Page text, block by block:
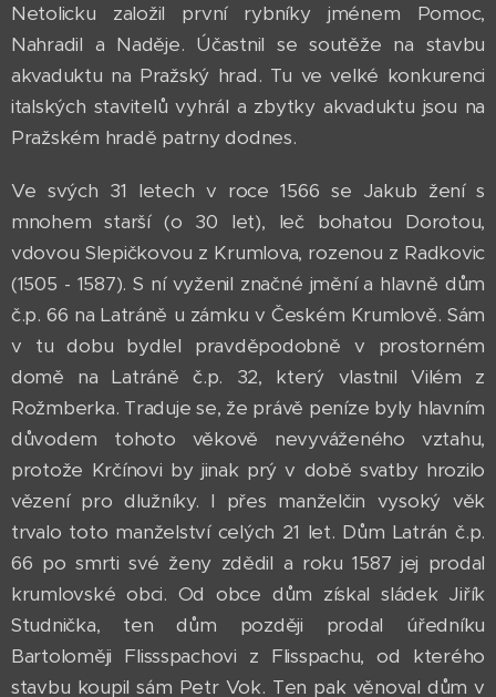
Netolicku založil první rybníky jménem Pomoc,
Nahradil a Naděje. Účastnil se soutěže na stavbu
akvaduktu na Pražský hrad. Tu ve velké konkurenci
italských stavitelů vyhrál a zbytky akvaduktu jsou na
Pražském hradě patrny dodnes.
Ve svých 31 letech v roce 1566 se Jakub žení s
mnohem starší (o 30 let), leč bohatou Dorotou,
vdovou Slepičkovou z Krumlova, rozenou z Radkovic
(1505 - 1587). S ní vyženil značné jmění a hlavně dům
č.p. 66 na Latráně u zámku v Českém Krumlově. Sám
v tu dobu bydlel pravděpodobně v prostorném
domě na Latráně č.p. 32, který vlastnil Vilém z
Rožmberka. Traduje se, že právě peníze byly hlavním
důvodem tohoto věkově nevyváženého vztahu,
protože Krčínovi by jinak prý v době svatby hrozilo
vězení pro dlužníky. I přes manželčin vysoký věk
trvalo toto manželství celých 21 let. Dům Latrán č.p.
66 po smrti své ženy zdědil a roku 1587 jej prodal
krumlovské obci. Od obce dům získal sládek Jiřík
Studnička, ten dům později prodal úředníku
Bartoloměji Flissspachovi z Flisspachu, od kterého
stavbu koupil sám Petr Vok. Ten pak věnoval dům v